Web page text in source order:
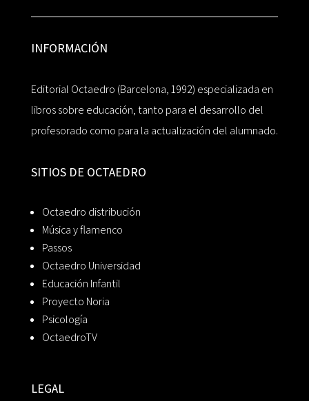
INFORMACIÓN
Editorial Octaedro (Barcelona, 1992) especializada en
libros sobre educación, tanto para el desarrollo del
profesorado como para la actualización del alumnado.
SITIOS DE OCTAEDRO
Octaedro distribución
Música y flamenco
Passos
Octaedro Universidad
Educación Infantil
Proyecto Noria
Psicología
OctaedroTV
LEGAL